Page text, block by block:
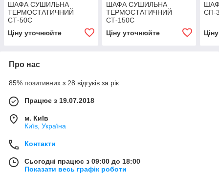
ШАФА СУШИЛЬНА
ТЕРМОСТАТИЧНИЙ
СТ-50С
Ціну уточнюйте
ШАФА СУШИЛЬНА
ТЕРМОСТАТИЧНИЙ
СТ-150С
Ціну уточнюйте
СП-
Про нас
85% позитивних з 28 відгуків за рік
Працює з 19.07.2018
м. Київ
Київ, Україна
Контакти
Сьогодні працює з 09:00 до 18:00
Показати весь графік роботи